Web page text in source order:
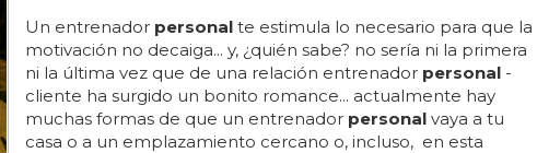
Un entrenador personalte estimula lo necesario para que la
motivación no decaiga... y, ¿quién sabe? no sería ni la primera
ni la última vez que de una relación entrenador personal-
cliente ha surgido un bonito romance... actualmente hay
muchas formas de que un entrenador personalvaya a tu
casa o a un emplazamiento cercano o, incluso, en esta